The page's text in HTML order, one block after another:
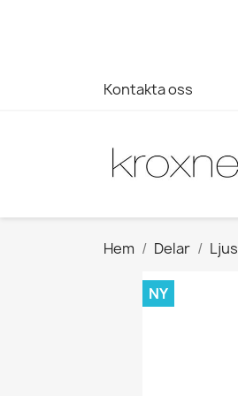
Kontakta oss
Hem Delar Ljus
NY